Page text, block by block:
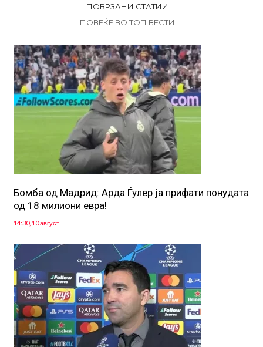
ПОВРЗАНИ СТАТИИ
ПОВЕЌЕ ВО ТОП ВЕСТИ
Бомба од Мадрид: Арда Ѓулер ја прифати понудата
од 18 милиони евра!
14:30, 10 август